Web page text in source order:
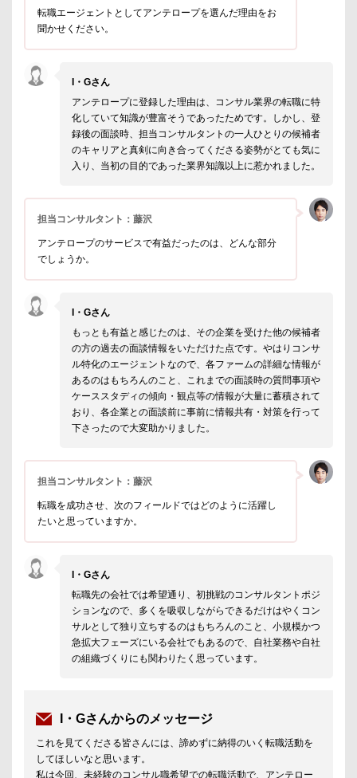
転職エージェントとしてアンテロープを選んだ理由をお
聞かせください。
I・Gさん
アンテロープに登録した理由は、コンサル業界の転職に特
化していて知識が豊富そうであったためです。しかし、登
録後の面談時、担当コンサルタントの一人ひとりの候補者
のキャリアと真剣に向き合ってくださる姿勢がとても気に
入り、当初の目的であった業界知識以上に惹かれました。
担当コンサルタント：藤沢
アンテロープのサービスで有益だったのは、どんな部分
でしょうか。
I・Gさん
もっとも有益と感じたのは、その企業を受けた他の候補者
の方の過去の面談情報をいただけた点です。やはりコンサ
ル特化のエージェントなので、各ファームの詳細な情報が
あるのはもちろんのこと、これまでの面談時の質問事項や
ケーススタディの傾向・観点等の情報が大量に蓄積されて
おり、各企業との面談前に事前に情報共有・対策を行って
下さったので大変助かりました。
担当コンサルタント：藤沢
転職を成功させ、次のフィールドではどのように活躍し
たいと思っていますか。
I・Gさん
転職先の会社では希望通り、初挑戦のコンサルタントポジ
ションなので、多くを吸収しながらできるだけはやくコン
サルとして独り立ちするのはもちろんのこと、小規模かつ
急拡大フェーズにいる会社でもあるので、自社業務や自社
の組織づくりにも関わりたく思っています。
I・Gさんからのメッセージ
これを見てくださる皆さんには、諦めずに納得のいく転職活動を
してほしいなと思います。
私は今回、未経験のコンサル職希望での転職活動で、アンテロー